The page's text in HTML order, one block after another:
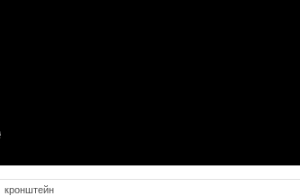
кронштейн